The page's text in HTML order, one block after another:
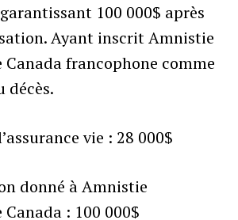
100 000$ après
Ayant inscrit Amnistie
francophone comme
décès.
vie : 28 000$
donné à Amnistie
: 100 000$